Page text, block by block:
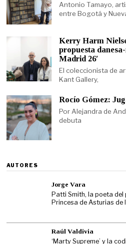
Antonio Tamayo,
entre Bogotá y
Kerry Harm
propuesta
Madrid 26′
El coleccionista de
Kant Gallery,
Rocío Gómez:
Por Alejandra de
debuta
AUTORES
Jorge Vara
Patti Smith, la poeta del
Princesa de Asturias
Raúl Valdivia
‘Marty Supreme’ y la